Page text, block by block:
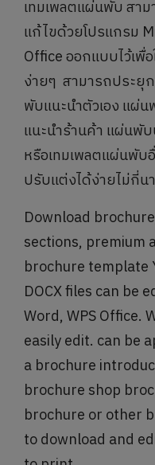
เทมเพลตแผ่นพับ สาม
แก้ไขด้วยโปรแกรม
Office ออกแบบไว้เ
ง่ายๆ สามารถประยุ
พับแนะนำตัวเอง แผ่
แนะนำร้านค้า แผ่น
หรือเทมเพลตแผ่นพับ
ปรับแต่งได้ง่ายไม่กี่น
Download
sections, premium
brochure template
DOCX files can be
Word, WPS Office.
easily edit. can be
a brochure
brochure shop
brochure or other
to download and